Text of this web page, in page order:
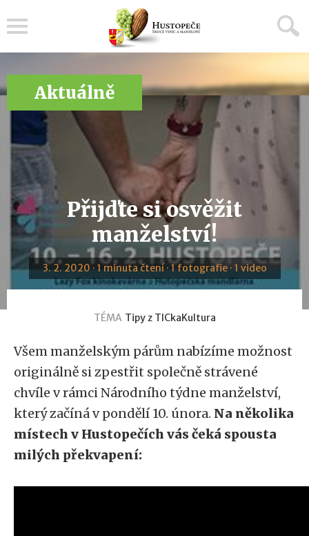
Aktuálně
Přijďte si osvěžit
manželství!
3. 2. 2020 · 1 minuta čtení · 1 fotografie · 1 video
TÉMA Tipy z TICkaKultura
Všem manželským párům nabízíme možnost
originálně si zpestřit společně strávené
chvíle v rámci Národního týdne manželství,
který začíná v pondělí 10. února. Na několika
místech v Hustopečích vás čeká spousta
milých překvapení: